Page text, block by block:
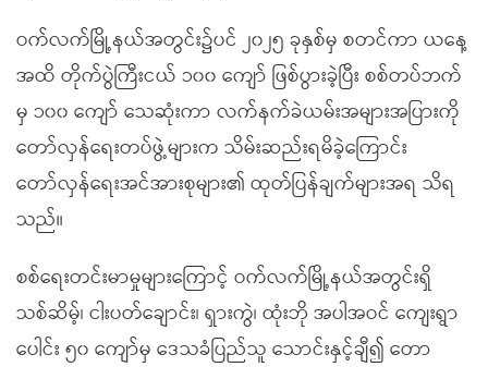
ဝက်လက်မြို့နယ်အတွင်း၌ပင် ၂၀၂၅ ခုနှစ်မှ စတင်ကာ ယနေ့
အထိ တိုက်ပွဲကြီးငယ် ၁၀၀ ကျော် ဖြစ်ပွားခဲ့ပြီး စစ်တပ်ဘက်
မှ ၁၀၀ ကျော် သေဆုံးကာ လက်နက်ခဲယမ်းအများအပြားကို
တော်လှန်ရေးတပ်ဖွဲ့များက သိမ်းဆည်းရမိခဲ့ကြောင်း
တော်လှန်ရေးအင်အားစုများ၏ ထုတ်ပြန်ချက်များအရ သိရ
သည်။
စစ်ရေးတင်းမာမှုများကြောင့် ဝက်လက်မြို့နယ်အတွင်းရှိ
သစ်ဆိမ့်၊ ငါးပတ်ချောင်း၊ ရှားကွဲ၊ ထုံးဘို အပါအဝင် ကျေးရွာ
ပေါင်း ၅၀ ကျော်မှ ဒေသခံပြည်သူ သောင်းနှင့်ချီ၍ တော